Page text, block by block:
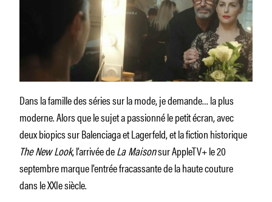
Dans la famille des séries sur la mode, je demande… la plus
moderne. Alors que le sujet a passionné le petit écran, avec
deux biopics sur Balenciaga et Lagerfeld, et la fiction historique
The New Look, l’arrivée deLa Maisonsur AppleTV+ le 20
septembre marque l’entrée fracassante de la haute couture
dans le XXIe siècle.